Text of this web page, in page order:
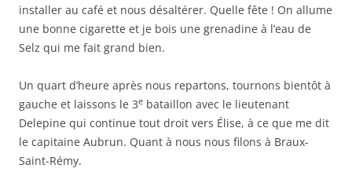
installer au café et nous désaltérer. Quelle fête ! On allume
une bonne cigarette et je bois une grenadine à l’eau de
Selz qui me fait grand bien.
Un quart d’heure après nous repartons, tournons bientôt à
gauche et laissons le 3e bataillon avec le lieutenant
Delepine qui continue tout droit vers Élise, à ce que me dit
le capitaine Aubrun. Quant à nous nous filons à Braux-
Saint-Rémy.